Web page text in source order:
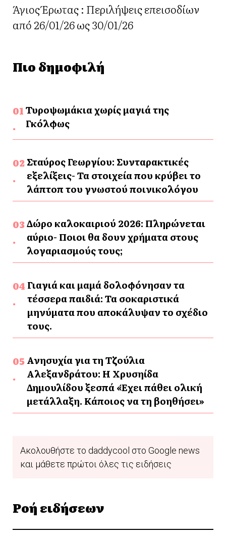
Άγιος Έρωτας : Περιλήψεις επεισοδίων
από 26/01/26 ως 30/01/26
Πιο δημοφιλή
Τυροψωμάκια χωρίς μαγιά της
Γκόλφως
Σταύρος Γεωργίου: Συνταρακτικές
εξελίξεις- Τα στοιχεία που κρύβει το
λάπτοπ του γνωστού ποινικολόγου
Δώρο καλοκαιριού 2026: Πληρώνεται
αύριο- Ποιοι θα δουν χρήματα στους
λογαριασμούς τους;
Γιαγιά και μαμά δολοφόνησαν τα
τέσσερα παιδιά: Τα σοκαριστικά
μηνύματα που αποκάλυψαν το σχέδιο
τους.
Ανησυχία για τη Τζούλια
Αλεξανδράτου: Η Χρυσηίδα
Δημουλίδου ξεσπά «Έχει πάθει ολική
μετάλλαξη. Κάποιος να τη βοηθήσει»
Ακολουθήστε το daddycool στο Google news
και μάθετε πρώτοι όλες τις ειδήσεις
Ροή ειδήσεων